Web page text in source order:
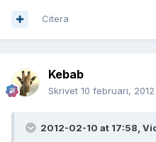
Citera
Kebab
Skrivet 10 februari, 2012
2012-02-10 at 17:58,